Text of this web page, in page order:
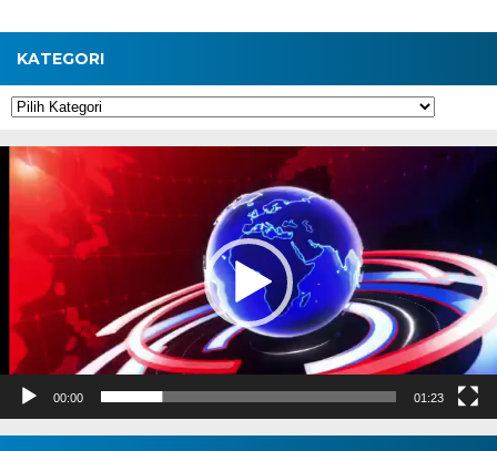
KATEGORI
Kategori
Pemutar
Video
00:00 01:23